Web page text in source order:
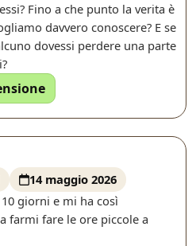
Fino a che punto la verita è
davvero conoscere? E se
dovessi perdere una parte
14 maggio 2026
giorni e mi ha così
farmi fare le ore piccole a